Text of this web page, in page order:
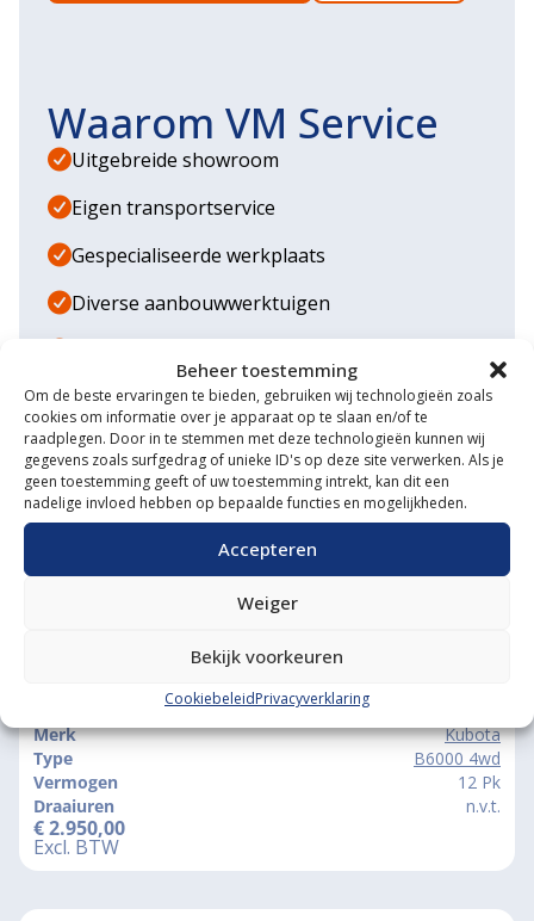
Beheer toestemming
Om de beste ervaringen te bieden, gebruiken wij technologieën zoals
cookies om informatie over je apparaat op te slaan en/of te
raadplegen. Door in te stemmen met deze technologieën kunnen wij
gegevens zoals surfgedrag of unieke ID's op deze site verwerken. Als je
geen toestemming geeft of uw toestemming intrekt, kan dit een
nadelige invloed hebben op bepaalde functies en mogelijkheden.
Accepteren
Weiger
Bekijk voorkeuren
CookiebeleidPrivacyverklaring
Waarom VM Service
Uitgebreide showroom
Eigen transportservice
Gespecialiseerde werkplaats
Diverse aanbouwwerktuigen
Grootste in kleine tractoren
Vergelijkbare producten
KUBOTA B6000 4WD
Merk
Kubota
Type
B6000 4wd
Vermogen
12 Pk
Draaiuren
n.v.t.
€2.950,00
Excl. BTW